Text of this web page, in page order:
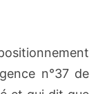
n°37 de